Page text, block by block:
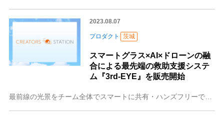
2023.08.07
プロダクト 茨城
スマートグラス×AI×ドローンの融
合による最先端の救助支援システ
ム『3rd-EYE』を販売開始
最前線の光景をチーム全体でスマートに共有・ハンズフリーで救助活動をサポート・指揮本部へリアルタイムに隊員の視界を共有・頭の動きに地図が連動、要救助者の方向がわか